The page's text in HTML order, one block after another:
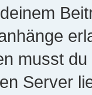
musst
Server